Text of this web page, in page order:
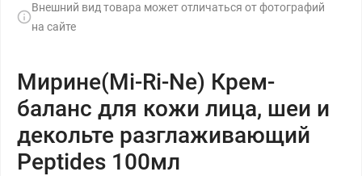
Внешний вид товара может отличаться от фотографий
на сайте
Мирине(Mi-Ri-Ne) Крем-
баланс для кожи лица, шеи и
декольте разглаживающий
Peptides 100мл